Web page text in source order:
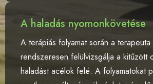
A haladás nyomonkövetése
A terápiás folyamat során a terapeuta
rendszeresen felülvizsgálja a kitűzött
haladást acélok felé. A folyamatokat